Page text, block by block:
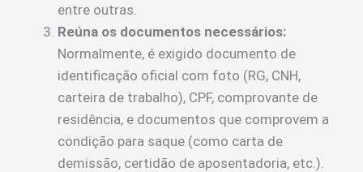
entre outras.
Reúna os documentos necessários:
Normalmente, é exigido documento de
identificação oficial com foto (RG, CNH,
carteira de trabalho), CPF, comprovante de
residência, e documentos que comprovem a
condição para saque (como carta de
demissão, certidão de aposentadoria, etc.).